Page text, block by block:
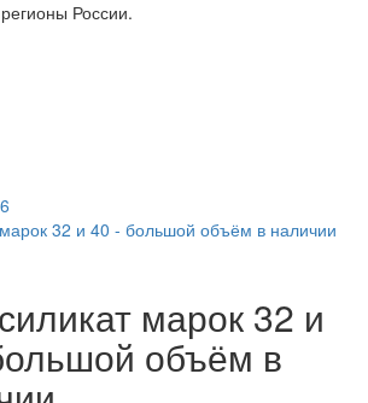
России.
32 и 40 - большой объём в наличии
марок 32 и
объём в